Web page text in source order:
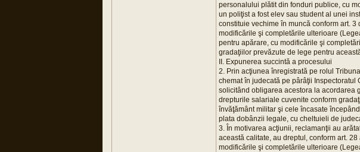
personalului plătit din fonduri publice, cu
un poliţist a fost elev sau student al unei
constituie vechime în muncă conform art.
modificările şi completările ulterioare
pentru apărare, cu modificările şi
gradaţiilor prevăzute de lege pentru
II. Expunerea succintă a procesului
2. Prin acţiunea înregistrată pe rolul
chemat în judecată pe pârâţii
solicitând obligarea acestora la acordarea
drepturile salariale cuvenite conform
învăţământ militar şi cele încasate
plata dobânzii legale, cu cheltuieli de
3. În motivarea acţiunii, reclamanţii au
această calitate, au dreptul, conform art.
modificările şi completările ulterioare